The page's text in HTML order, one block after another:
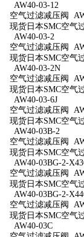
AW40-03-12
空气过滤减压阀
现货日本SMC空气
AW40-03-2
空气过滤减压阀
现货日本SMC空气
AW40-03-2N
空气过滤减压阀
现货日本SMC空气
AW40-03-6J
空气过滤减压阀
现货日本SMC空气
AW40-03B-2
空气过滤减压阀
现货日本SMC空气
AW40-03BG-2-
空气过滤减压阀
现货日本SMC空气
AW40-03BG-2-
空气过滤减压阀
现货日本SMC空气
AW40-03C